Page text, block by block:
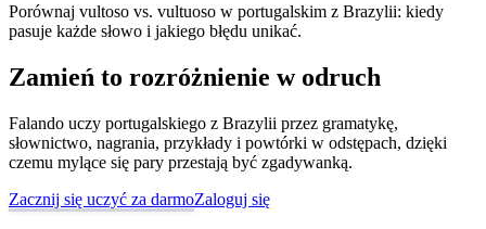
Porównaj vultoso vs. vultuoso w portugalskim z Brazylii: kiedy
pasuje każde słowo i jakiego błędu unikać.
Zamień to rozróżnienie w odruch
Falando uczy portugalskiego z Brazylii przez gramatykę,
słownictwo, nagrania, przykłady i powtórki w odstępach, dzięki
czemu mylące się pary przestają być zgadywanką.
Zacznij się uczyć za darmoZaloguj się